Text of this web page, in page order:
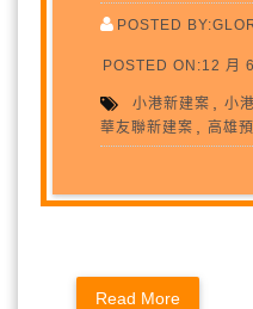
POSTED
POSTED ON:12 月
小港新建案 ,小
華友聯新建案 ,高雄
Read More